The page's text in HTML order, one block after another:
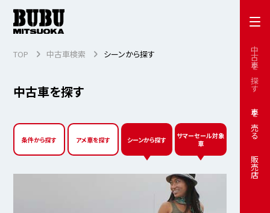
中古車を探す
車を売る
販売店
中古車を探す
TOP 中古車検索 シーンから探す
条件から探す アメ車を探す シーンから探す
サマーセール対象
車